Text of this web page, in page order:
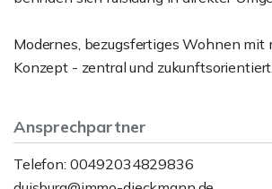
Modernes, bezugsfertiges Wohnen mit
Konzept - zentral und zukunftsorientiert.
Ansprechpartner
Telefon: 00492034829836